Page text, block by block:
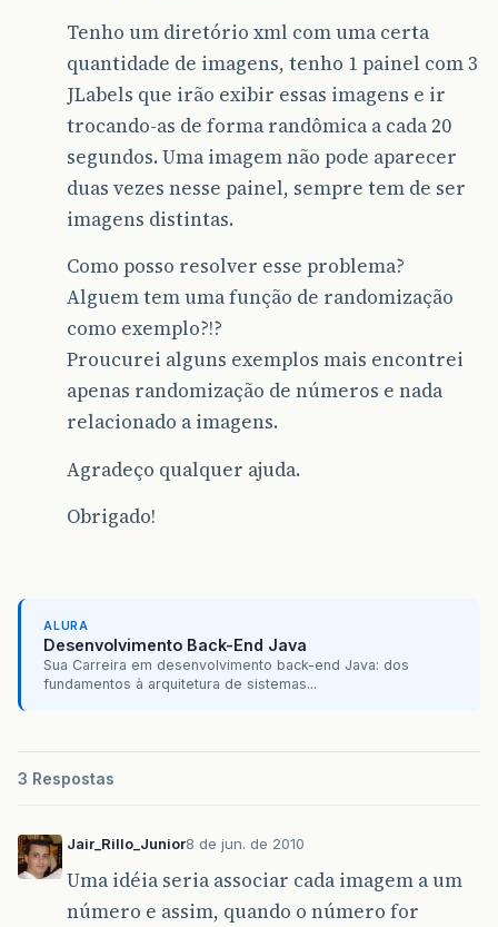
Tenho um diretório xml com uma certa
quantidade de imagens, tenho 1 painel com 3
JLabels que irão exibir essas imagens e ir
trocando-as de forma randômica a cada 20
segundos. Uma imagem não pode aparecer
duas vezes nesse painel, sempre tem de ser
imagens distintas.
Como posso resolver esse problema?
Alguem tem uma função de randomização
como exemplo?!?
Proucurei alguns exemplos mais encontrei
apenas randomização de números e nada
relacionado a imagens.
Agradeço qualquer ajuda.
Obrigado!
ALURA
Desenvolvimento Back-End Java
Sua Carreira em desenvolvimento back-end Java: dos
fundamentos à arquitetura de sistemas...
3 Respostas
Jair_Rillo_Junior8 de jun. de 2010
Uma idéia seria associar cada imagem a um
número e assim, quando o número for